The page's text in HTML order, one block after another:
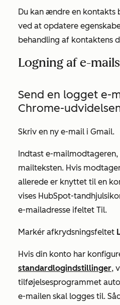
Du kan ændre en kontakts
ved at opdatere
behandling af kontaktens
Logning af e-mails
Send en logget e-
Chrome-
Skriv en ny e-mail i Gmail.
Indtast e-
mailteksten. Hvis
allerede er knyttet til en
vises HubSpot-
e-mailadresse ifeltet Til.
Markér afkrydsningsfeltet
Hvis din konto har
standardlogindstillinger,
tilføjelsesprogrammet
e-mailen skal logges til.